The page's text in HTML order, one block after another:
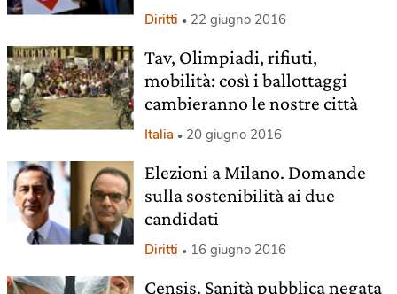
Diritti 22 giugno 2016
Tav, Olimpiadi, rifiuti,
mobilità: così i ballottaggi
cambieranno le nostre città
Italia 20 giugno 2016
Elezioni a Milano. Domande
sulla sostenibilità ai due
candidati
Diritti 16 giugno 2016
Censis. Sanità pubblica negata